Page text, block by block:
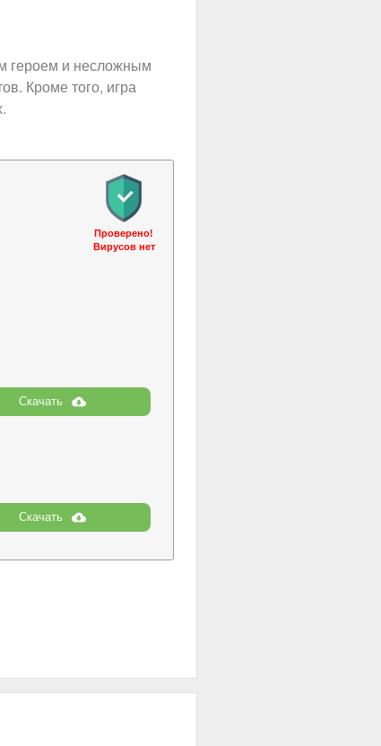
героем и несложным
Кроме того, игра
Проверено!
Вирусов нет
Скачать
Скачать